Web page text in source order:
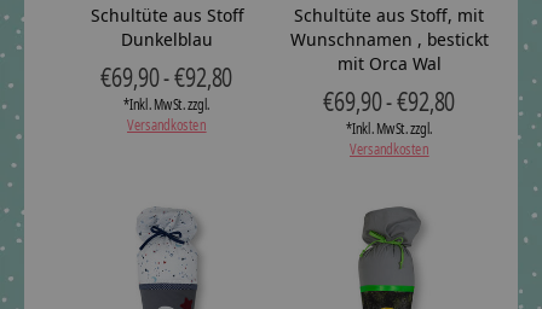
Schultüte aus Stoff
Dunkelblau
€69,90 - €92,80
*Inkl. MwSt. zzgl.
Versandkosten
Schultüte aus Stoff, mit
Wunschnamen , bestickt
mit Orca Wal
€69,90 - €92,80
*Inkl. MwSt. zzgl.
Versandkosten